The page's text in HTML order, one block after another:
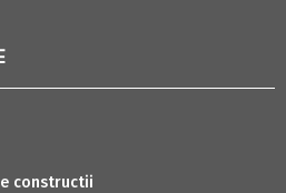
constructii